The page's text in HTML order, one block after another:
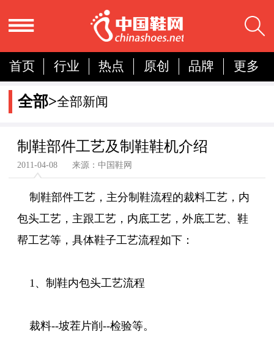
首页 行业 热点 原创 品牌
更多
国内
国际
分析
全部>全部新闻
制鞋部件工艺及制鞋鞋机介绍
2011-04-08 来源：中国鞋网
制鞋部件工艺，主分制鞋流程的裁料工艺，内
包头工艺，主跟工艺，内底工艺，外底工艺、鞋
帮工艺等，具体鞋子工艺流程如下：
1、制鞋内包头工艺流程
裁料--坡茬片削--检验等。